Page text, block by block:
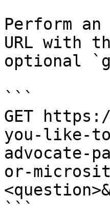
Perform
URL with
optional
```
GET
you-like-
advocate-
or-
```